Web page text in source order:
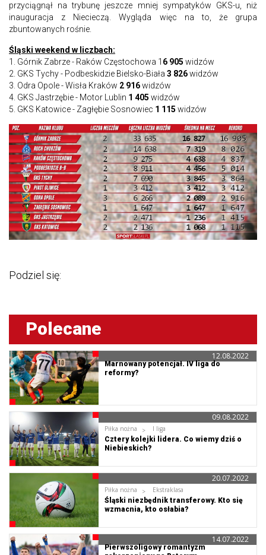
przyciągnął na trybunę jeszcze mniej sympatyków GKS-u, niż
inauguracja z Niecieczą. Wygląda więc na to, że grupa
zbuntowanych rośnie.
Śląski weekend w liczbach:
1. Górnik Zabrze - Raków Częstochowa 1 6 905 widzów
2. GKS Tychy - Podbeskidzie Bielsko-Biała 3 826widzów
3. Odra Opole - Wisła Kraków 2 916widzów
4. GKS Jastrzębie - Motor Lublin 1 405 widzów
5. GKS Katowice - Zagłębie Sosnowiec 1 115 widzów
Podziel się:
Polecane
Marnowany potencjał. IV liga do
reformy?
12.08.2022
Piłka nożna
I liga
Cztery kolejki lidera. Co wiemy dziś o
Niebieskich?
09.08.2022
Piłka nożna
Ekstraklasa
Śląski niezbędnik transferowy. Kto się
wzmacnia, kto osłabia?
20.07.2022
Pierwszoligowy romantyzm
14.07.2022